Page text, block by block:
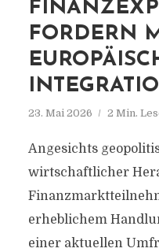
FORDERN
23. Mai 2026 2 Min.
Angesichts
wirtschaftlicher
erheblichem
einer aktuellen